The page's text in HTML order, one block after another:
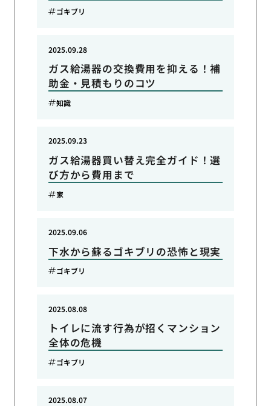
ゴキブリ
ガス給湯器の交換費用を抑える！補
助金・見積もりのコツ
2025.09.28
知識
ガス給湯器買い替え完全ガイド！選
び方から費用まで
2025.09.23
家
下水から蘇るゴキブリの恐怖と現実
2025.09.06
ゴキブリ
トイレに流す行為が招くマンション
全体の危機
2025.08.08
ゴキブリ
2025.08.07